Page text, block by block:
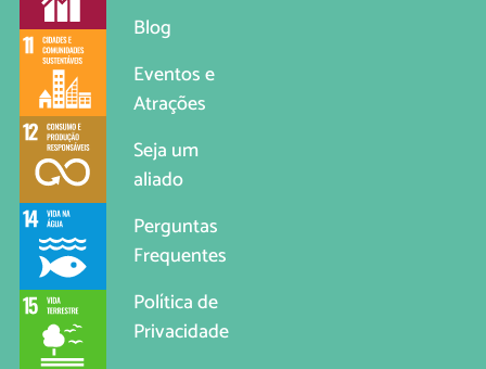
Blog
Eventos e
Atrações
Seja um
aliado
Perguntas
Frequentes
Política de
Privacidade